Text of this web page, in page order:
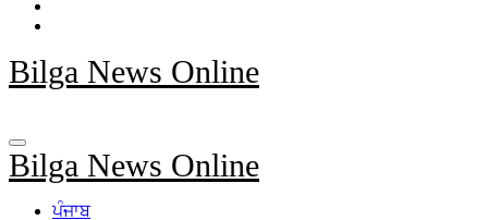
Bilga News Online
Bilga News Online
ਪੰਜਾਬ